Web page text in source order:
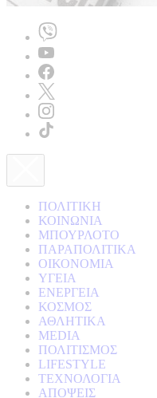
ΠΟΛΙΤΙΚΗ
ΚΟΙΝΩΝΙΑ
ΜΠΟΥΡΛΟΤΟ
ΠΑΡΑΠΟΛΙΤΙΚΑ
ΟΙΚΟΝΟΜΙΑ
ΥΓΕΙΑ
ΕΝΕΡΓΕΙΑ
ΚΟΣΜΟΣ
ΑΘΛΗΤΙΚΑ
MEDIA
ΠΟΛΙΤΙΣΜΟΣ
LIFESTYLE
ΤΕΧΝΟΛΟΓΙΑ
ΑΠΟΨΕΙΣ